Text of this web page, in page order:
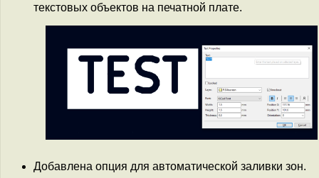
текстовых объектов на печатной плате.
Добавлена опция для автоматической заливки зон.